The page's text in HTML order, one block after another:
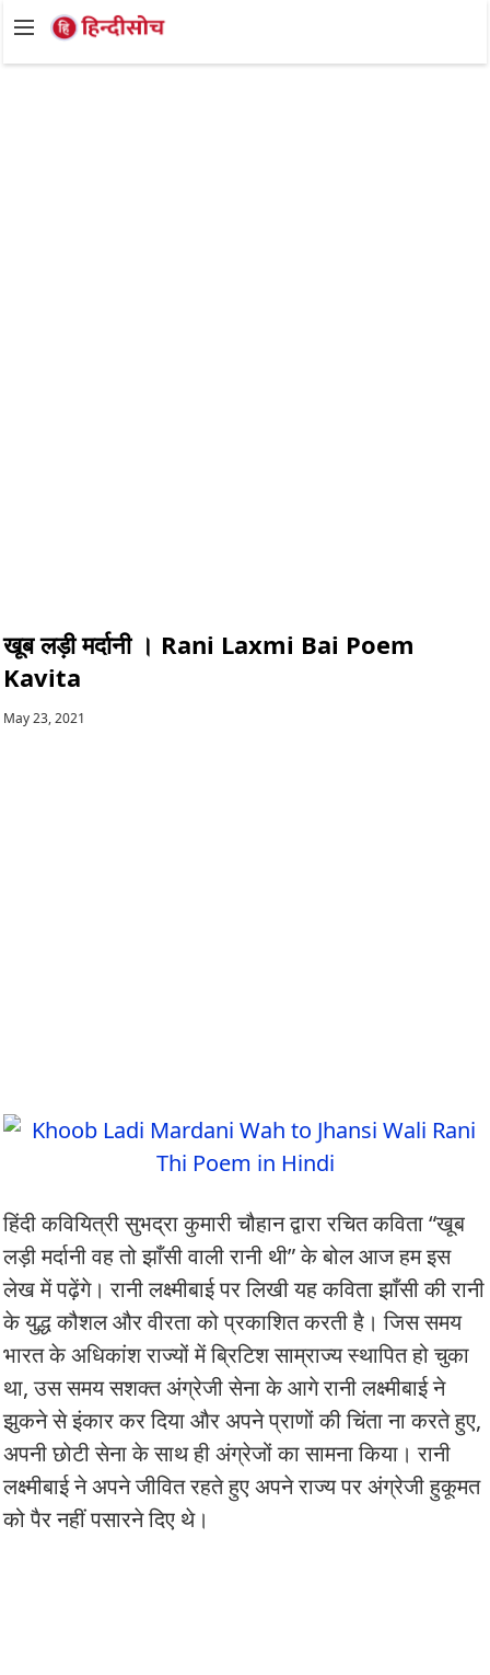
खूब लड़ी मर्दानी । Rani Laxmi Bai Poem
Kavita
May 23, 2021
हिंदी कवियित्री सुभद्रा कुमारी चौहान द्वारा रचित कविता “खूब
लड़ी मर्दानी वह तो झाँसी वाली रानी थी” के बोल आज हम इस
लेख में पढ़ेंगे। रानी लक्ष्मीबाई पर लिखी यह कविता झाँसी की रानी
के युद्ध कौशल और वीरता को प्रकाशित करती है। जिस समय
भारत के अधिकांश राज्यों में ब्रिटिश साम्राज्य स्थापित हो चुका
था, उस समय सशक्त अंग्रेजी सेना के आगे रानी लक्ष्मीबाई ने
झुकने से इंकार कर दिया और अपने प्राणों की चिंता ना करते हुए,
अपनी छोटी सेना के साथ ही अंग्रेजों का सामना किया। रानी
लक्ष्मीबाई ने अपने जीवित रहते हुए अपने राज्य पर अंग्रेजी हुकूमत
को पैर नहीं पसारने दिए थे।